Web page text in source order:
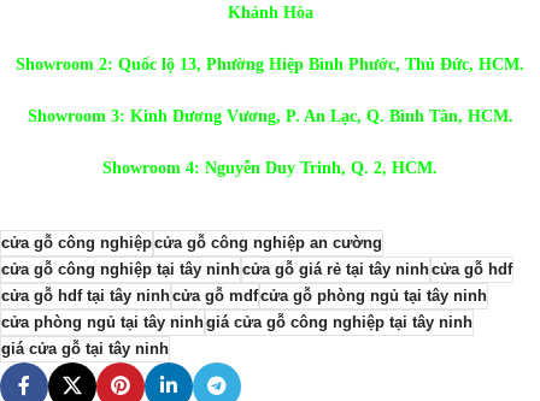
Khánh Hòa
Showroom 2: Quốc lộ 13, Phường Hiệp Bình Phước, Thủ Đức, HCM.
Showroom 3: Kinh Dương Vương, P. An Lạc, Q. Bình Tân, HCM.
Showroom 4: Nguyễn Duy Trinh, Q. 2, HCM.
cửa gỗ công nghiệpcửa gỗ công nghiệp an cường
cửa gỗ công nghiệp tại tây ninhcửa gỗ giá rẻ tại tây ninhcửa gỗ hdf
cửa gỗ hdf tại tây ninhcửa gỗ mdfcửa gỗ phòng ngủ tại tây ninh
cửa phòng ngủ tại tây ninhgiá cửa gỗ công nghiệp tại tây ninh
giá cửa gỗ tại tây ninh